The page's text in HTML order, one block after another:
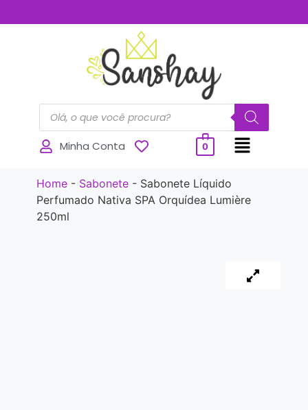
Minha Conta 0
Home- Sabonete- Sabonete Líquido
Perfumado Nativa SPA Orquídea Lumière
250ml